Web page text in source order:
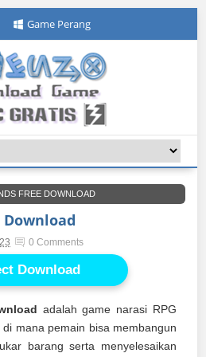
Game Perang
FREE DOWNLOAD
Download
0 Comments
Download
adalah game narasi RPG
mana pemain bisa membangun
barang serta menyelesaikan